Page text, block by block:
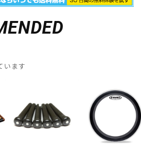
います